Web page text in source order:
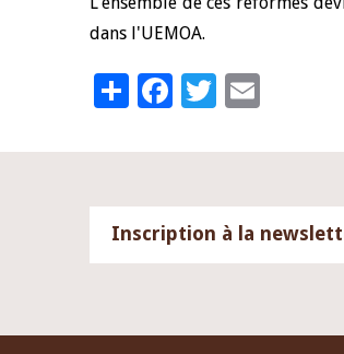
dans l'UEMOA.
ShareFacebook
Twitter
Inscription à la